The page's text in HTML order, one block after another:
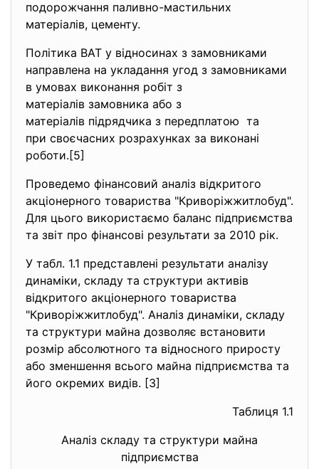
подорожчання паливно-мастильних
матерiалiв, цементу.
Полiтика ВАТ у вiдносинах з замовниками
направлена на укладання угод з замовниками
в умовах виконання робiт з
матерiалiв замовника або з
матерiалiв пiдрядчика з передплатою та
при своєчасних розрахунках за виконанi
роботи.[5]
Проведемо фінансовий аналіз вiдкритого
акцiонерного товариства "Криворiжжитлобуд".
Для цього використаємо баланс підприємства
та звіт про фінансові результати за 2010 рік.
У табл. 1.1 представлені результати аналізу
динаміки, складу та структури активів
вiдкритого акцiонерного товариства
"Криворiжжитлобуд". Аналіз динаміки, складу
та структури майна дозволяє встановити
розмір абсолютного та відносного приросту
або зменшення всього майна підприємства та
його окремих видів. [3]
Таблиця 1.1
Аналіз складу та структури майна
підприємства